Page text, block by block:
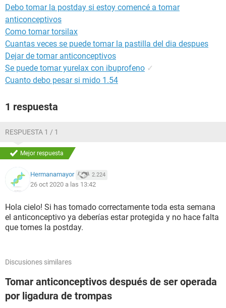
Debo tomar la postday si estoy comencé a tomar
anticonceptivos
Como tomar torsilax
Cuantas veces se puede tomar la pastilla del dia despues
Dejar de tomar anticonceptivos
Se puede tomar yurelax con ibuprofeno ✓
Cuanto debo pesar si mido 1.54
1 respuesta
RESPUESTA 1 / 1
Mejor respuesta
Hermanamayor 2.224
26 oct 2020 a las 13:42
Hola cielo! Si has tomado correctamente toda esta semana
el anticonceptivo ya deberías estar protegida y no hace falta
que tomes la postday.
Discusiones similares
Tomar anticonceptivos después de ser operada
por ligadura de trompas